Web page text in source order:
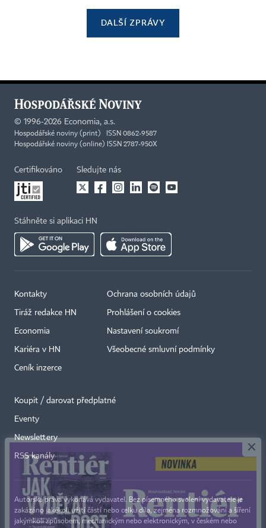
DALŠÍ ZPRÁVY
© 1996-2026 Economia, a.s.
Hospodářské noviny (print) ISSN 0862-9587
Hospodářské noviny (online) ISSN 2787-950X
Certifikováno Sledujte nás
Stáhněte si aplikaci HN
Kontakty
Tiráž redakce HN
Economia
Kariéra v HN
Ceník inzerce
Ochrana osobních údajů
Prohlášení o cookies
Nastavení soukromí
Všeobecné smluvní podmínky
Koupit / darovat předplatné
Eventy
Newslettery
RSS kanály
Autorská práva vykonává vydavatel. Bez písemného svolení vydavatele je
zakázáno jakékoli užití částí nebo celku díla, zejména rozmnožování a šíření
jakýmkoli způsobem, mechanickým nebo elektronickým, v českém nebo